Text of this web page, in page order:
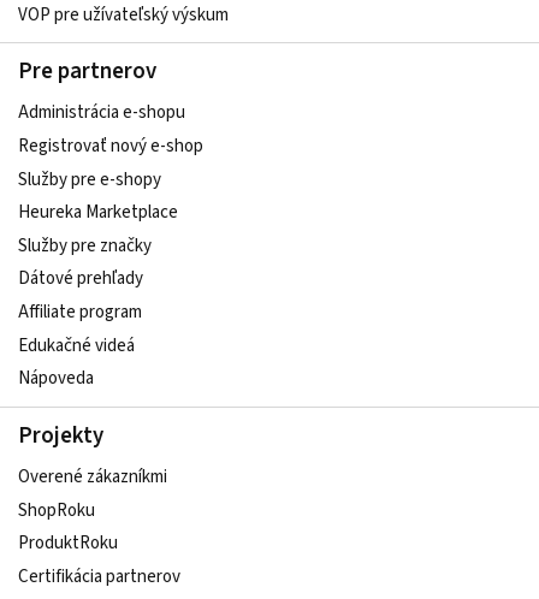
VOP pre užívateľský výskum
Pre partnerov
Administrácia e-shopu
Registrovať nový e-shop
Služby pre e‑shopy
Heureka Marketplace
Služby pre značky
Dátové prehľady
Affiliate program
Edukačné videá
Nápoveda
Projekty
Overené zákazníkmi
ShopRoku
ProduktRoku
Certifikácia partnerov